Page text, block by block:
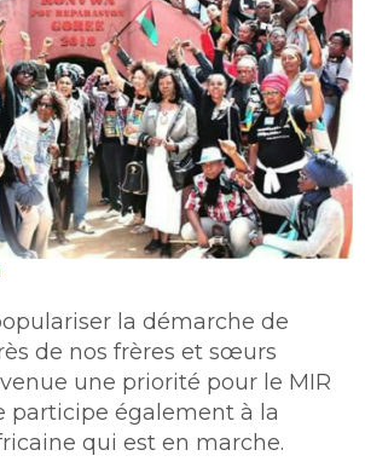
la démarche de
de nos frères et sœurs
une priorité pour le MIR
participe également à la
qui est en marche.